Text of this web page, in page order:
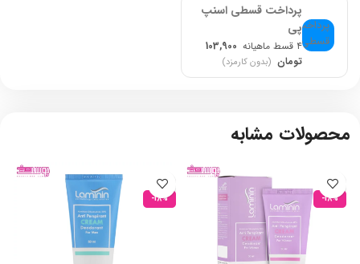
پرداخت قسطی اسنپ
پی
۴ قسط ماهیانه
103,900
تومان (بدون کارمزد)
محصولات مشابه
-18%
-18%